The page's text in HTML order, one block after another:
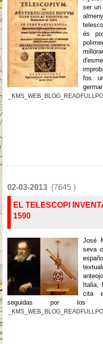
ser un
és
fos
02-03-2013 (7645 )
EL TELESCOPI
1590
José
seva
Italia,
cita
seguidas por los